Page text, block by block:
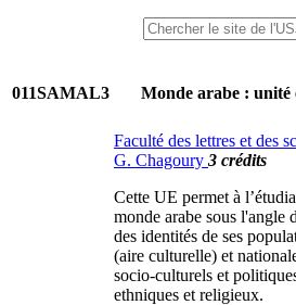
011SAMAL3 Monde arabe : unité
Faculté des lettres et des
G. Chagoury 3 crédits
Cette UE permet à
monde arabe sous l'angle
des identités de ses
(aire culturelle) et
socio-culturels et
ethniques et religieux.